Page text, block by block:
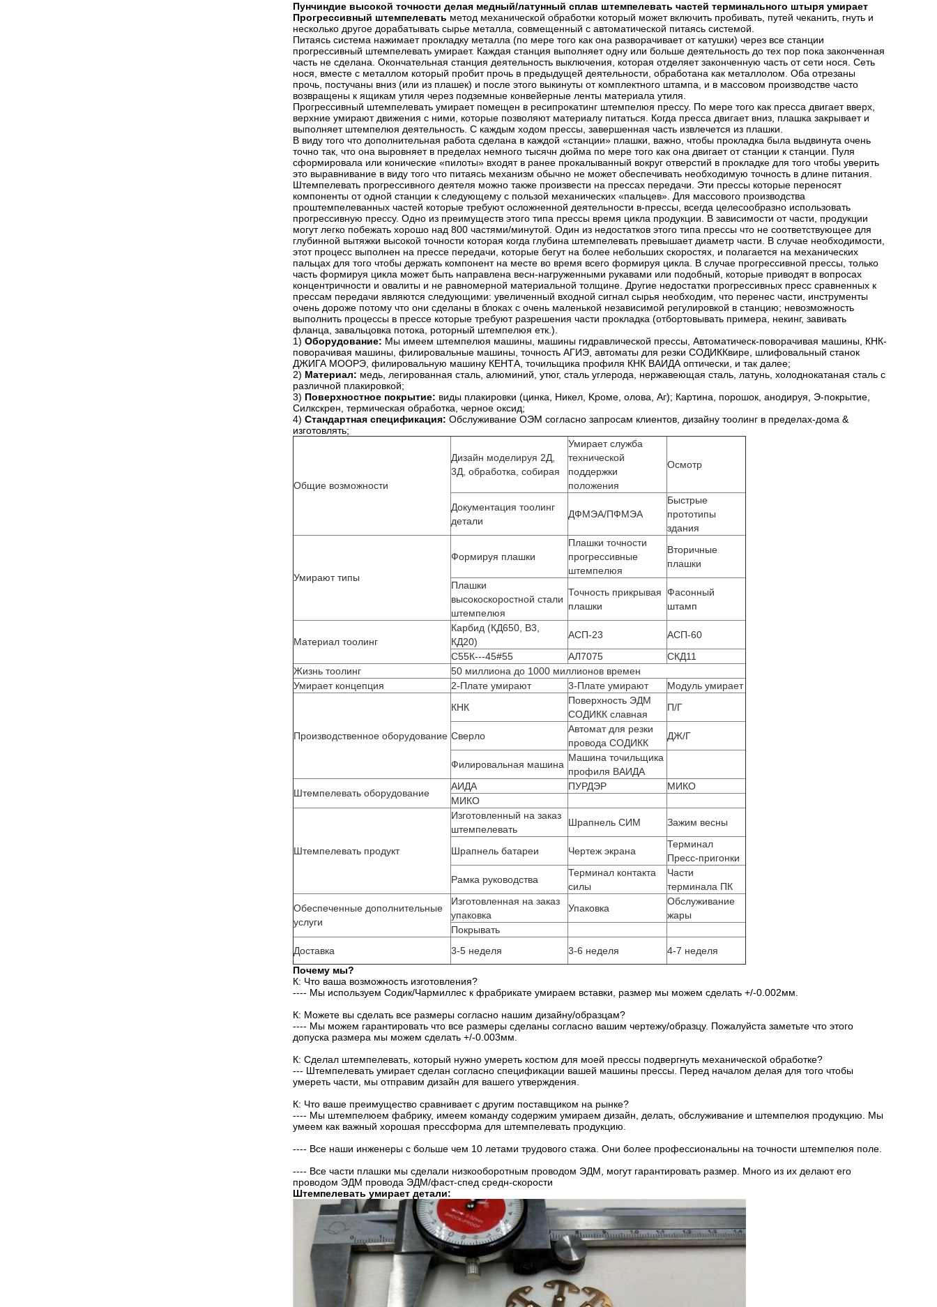
Пунчиндие высокой точности делая медный/латунный сплав штемпелевать частей терминального штыря умирает
Прогрессивный штемпелевать метод механической обработки который может включить пробивать, путей чеканить, гнуть и
несколько другое дорабатывать сырье металла, совмещенный с автоматической питаясь системой.
Питаясь система нажимает прокладку металла (по мере того как она разворачивает от катушки) через все станции
прогрессивный штемпелевать умирает. Каждая станция выполняет одну или больше деятельность до тех пор пока законченная
часть не сделана. Окончательная станция деятельность выключения, которая отделяет законченную часть от сети нося. Сеть
нося, вместе с металлом который пробит прочь в предыдущей деятельности, обработана как металлолом. Оба отрезаны
прочь, постучаны вниз (или из плашек) и после этого выкинуты от комплектного штампа, и в массовом производстве часто
возвращены к ящикам утиля через подземные конвейерные ленты материала утиля.
Прогрессивный штемпелевать умирает помещен в ресипрокатинг штемпелюя прессу. По мере того как пресса двигает вверх,
верхние умирают движения с ними, которые позволяют материалу питаться. Когда пресса двигает вниз, плашка закрывает и
выполняет штемпелюя деятельность. С каждым ходом прессы, завершенная часть извлечется из плашки.
В виду того что дополнительная работа сделана в каждой «станции» плашки, важно, чтобы прокладка была выдвинута очень
точно так, что она выровняет в пределах немного тысячн дюйма по мере того как она двигает от станции к станции. Пуля
сформировала или конические «пилоты» входят в ранее прокалыванный вокруг отверстий в прокладке для того чтобы уверить
это выравнивание в виду того что питаясь механизм обычно не может обеспечивать необходимую точность в длине питания.
Штемпелевать прогрессивного деятеля можно также произвести на прессах передачи. Эти прессы которые переносят
компоненты от одной станции к следующему с пользой механических «пальцев». Для массового производства
проштемпелеванных частей которые требуют осложненной деятельности в-прессы, всегда целесообразно использовать
прогрессивную прессу. Одно из преимуществ этого типа прессы время цикла продукции. В зависимости от части, продукции
могут легко побежать хорошо над 800 частями/минутой. Один из недостатков этого типа прессы что не соответствующее для
глубинной вытяжки высокой точности которая когда глубина штемпелевать превышает диаметр части. В случае необходимости,
этот процесс выполнен на прессе передачи, которые бегут на более небольших скоростях, и полагается на механических
пальцах для того чтобы держать компонент на месте во время всего формируя цикла. В случае прогрессивной прессы, только
часть формируя цикла может быть направлена весн-нагруженными рукавами или подобный, которые приводят в вопросах
концентричности и овалиты и не равномерной материальной толщине. Другие недостатки прогрессивных пресс сравненных к
прессам передачи являются следующими: увеличенный входной сигнал сырья необходим, что перенес части, инструменты
очень дороже потому что они сделаны в блоках с очень маленькой независимой регулировкой в станцию; невозможность
выполнить процессы в прессе которые требуют разрешения части прокладка (отбортовывать примера, некинг, завивать
фланца, завальцовка потока, роторный штемпелюя етк.).
1) Оборудование: Мы имеем штемпелюя машины, машины гидравлической прессы, Автоматическ-поворачивая машины, КНК-
поворачивая машины, филировальные машины, точность АГИЭ, автоматы для резки СОДИККвире, шлифовальный станок
ДЖИГА МООРЭ, филировальную машину КЕНТА, точильщика профиля КНК ВАИДА оптически, и так далее;
2) Материал: медь, легированная сталь, алюминий, утюг, сталь углерода, нержавеющая сталь, латунь, холоднокатаная сталь с
различной плакировкой;
3) Поверхностное покрытие: виды плакировки (цинка, Никел, Kроме, олова, Аг); Картина, порошок, анодируя, Э-покрытие,
Силкскрен, термическая обработка, черное оксид;
4) Стандартная спецификация: Обслуживание ОЭМ согласно запросам клиентов, дизайну тоолинг в пределах-дома &
изготовлять;
Общие возможности
Дизайн моделируя 2Д,
3Д, обработка, собирая
Умирает служба
технической
поддержки
положения
Осмотр
Документация тоолинг
детали
ДФМЭА/ПФМЭА
Быстрые
прототипы
здания
Умирают типы
Формируя плашки
Плашки точности
прогрессивные
штемпелюя
Вторичные
плашки
Плашки
высокоскоростной стали
штемпелюя
Точность прикрывая
плашки
Фасонный
штамп
Материал тоолинг
Карбид (КД650, В3,
КД20)
АСП-23
АСП-60
С55К---45#55
АЛ7075
СКД11
Жизнь тоолинг
50 миллиона до 1000 миллионов времен
Умирает концепция
2-Плате умирают 3-Плате умирают Модуль умирает
Производственное оборудование
КНК
Поверхность ЭДМ
СОДИКК славная
П/Г
Сверло
Автомат для резки
провода СОДИКК
ДЖ/Г
Филировальная машина
Машина точильщика
профиля ВАИДА
Штемпелевать оборудование
АИДА ПУРДЭР
МИКО
МИКО
Штемпелевать продукт
Изготовленный на заказ
штемпелевать
Шрапнель СИМ Зажим весны
Шрапнель батареи Чертеж экрана
Терминал
Пресс-пригонки
Рамка руководства
Терминал контакта
силы
Части
терминала ПК
Обеспеченные дополнительные
услуги
Изготовленная на заказ
упаковка
Упаковка
Обслуживание
жары
Покрывать
Доставка
3-5 неделя 3-6 неделя
4-7 неделя
Почему мы?
К: Что ваша возможность изготовления?
---- Мы используем Содик/Чармиллес к фрабрикате умираем вставки, размер мы можем сделать +/-0.002мм.
К: Можете вы сделать все размеры согласно нашим дизайну/образцам?
---- Мы можем гарантировать что все размеры сделаны согласно вашим чертежу/образцу. Пожалуйста заметьте что этого
допуска размера мы можем сделать +/-0.003мм.
К: Сделал штемпелевать, который нужно умереть костюм для моей прессы подвергнуть механической обработке?
--- Штемпелевать умирает сделан согласно спецификации вашей машины прессы. Перед началом делая для того чтобы
умереть части, мы отправим дизайн для вашего утверждения.
К: Что ваше преимущество сравнивает с другим поставщиком на рынке?
---- Мы штемпелюем фабрику, имеем команду содержим умираем дизайн, делать, обслуживание и штемпелюя продукцию. Мы
умеем как важный хорошая прессформа для штемпелевать продукцию.
---- Все наши инженеры с больше чем 10 летами трудового стажа. Они более профессиональны на точности штемпелюя поле.
---- Все части плашки мы сделали низкооборотным проводом ЭДМ, могут гарантировать размер. Много из их делают его
проводом ЭДМ провода ЭДМ/фаст-спед средн-скорости
Штемпелевать умирает детали: